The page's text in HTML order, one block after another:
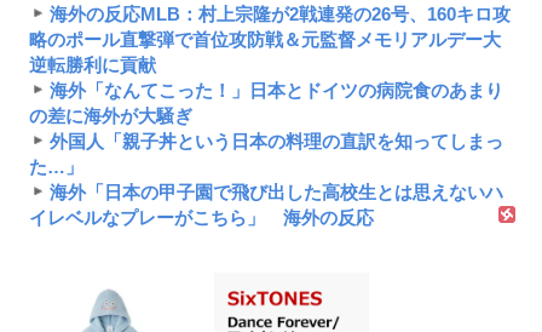
海外の反応MLB：村上宗隆が2戦連発の26号、160キロ攻
略のポール直撃弾で首位攻防戦＆元監督メモリアルデー大
逆転勝利に貢献
海外「なんてこった！」日本とドイツの病院食のあまり
の差に海外が大騒ぎ
外国人「親子丼という日本の料理の直訳を知ってしまっ
た…」
海外「日本の甲子園で飛び出した高校生とは思えないハ
イレベルなプレーがこちら」 海外の反応